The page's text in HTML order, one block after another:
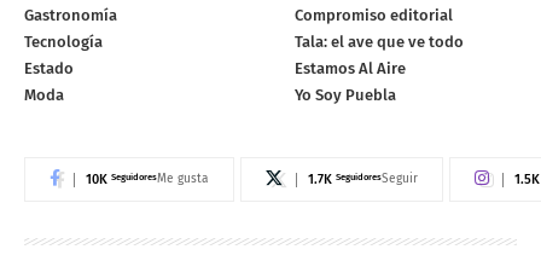
Gastronomía
Tecnología
Estado
Moda
Compromiso editorial
Tala: el ave que ve todo
Estamos Al Aire
Yo Soy Puebla
10K SeguidoresMe gusta 1.7K SeguidoresSeguir 1.5K